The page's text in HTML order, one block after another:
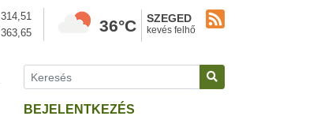
314,51
363,65 36°C SZEGED
kevés felhő
BEJELENTKEZÉS